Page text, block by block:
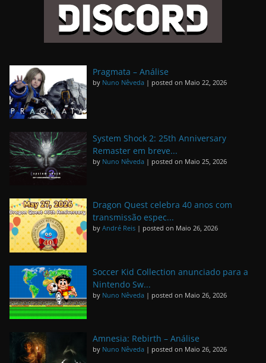
Pragmata – Análise
by Nuno Nêveda | posted on Maio 22, 2026
System Shock 2: 25th Anniversary
Remaster em breve...
by Nuno Nêveda | posted on Maio 25, 2026
Dragon Quest celebra 40 anos com
transmissão espec...
by André Reis | posted on Maio 26, 2026
Soccer Kid Collection anunciado para a
Nintendo Sw...
by Nuno Nêveda | posted on Maio 26, 2026
Amnesia: Rebirth – Análise
by Nuno Nêveda | posted on Maio 26, 2026